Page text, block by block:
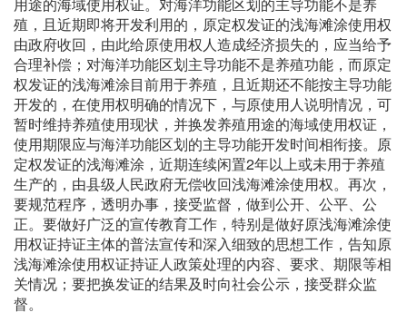
用途的海域使用权证。对海洋功能区划的主导功能不是养
殖，且近期即将开发利用的，原定权发证的浅海滩涂使用权
由政府收回，由此给原使用权人造成经济损失的，应当给予
合理补偿；对海洋功能区划主导功能不是养殖功能，而原定
权发证的浅海滩涂目前用于养殖，且近期还不能按主导功能
开发的，在使用权明确的情况下，与原使用人说明情况，可
暂时维持养殖使用现状，并换发养殖用途的海域使用权证，
使用期限应与海洋功能区划的主导功能开发时间相衔接。原
定权发证的浅海滩涂，近期连续闲置2年以上或未用于养殖
生产的，由县级人民政府无偿收回浅海滩涂使用权。再次，
要规范程序，透明办事，接受监督，做到公开、公平、公
正。要做好广泛的宣传教育工作，特别是做好原浅海滩涂使
用权证持证主体的普法宣传和深入细致的思想工作，告知原
浅海滩涂使用权证持证人政策处理的内容、要求、期限等相
关情况；要把换发证的结果及时向社会公示，接受群众监
督。